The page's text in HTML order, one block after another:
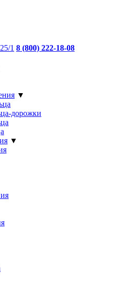
1 8 (800) 222-18-08
▼
дорожки
▼